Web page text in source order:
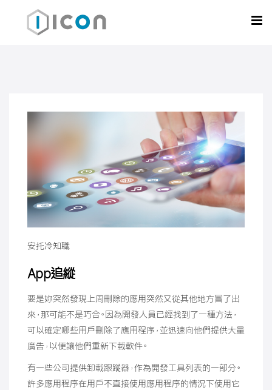
安托冷知職
App追縱
要是妳突然發現上周刪除的應用突然又從其他地方冒了出
來，那可能不是巧合。因為開發人員已經找到了一種方法，
可以確定哪些用戶刪除了應用程序，並迅速向他們提供大量
廣告，以便讓他們重新下載軟件。
有一些公司提供卸載跟蹤器，作為開發工具列表的一部分。
許多應用程序在用戶不直接使用應用程序的情況下使用它